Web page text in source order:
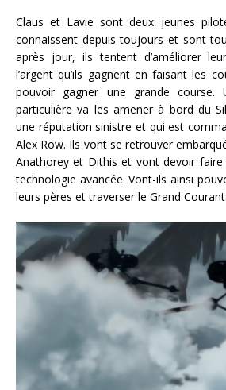
Claus et Lavie sont deux jeunes
connaissent depuis toujours et sont
après jour, ils tentent d’améliorer
l’argent qu’ils gagnent en faisant les
pouvoir gagner une grande course.
particulière va les amener à bord du
une réputation sinistre et qui est
Alex Row. Ils vont se retrouver
Anathorey et Dithis et vont devoir
technologie avancée. Vont-ils ainsi
leurs pères et traverser le Grand